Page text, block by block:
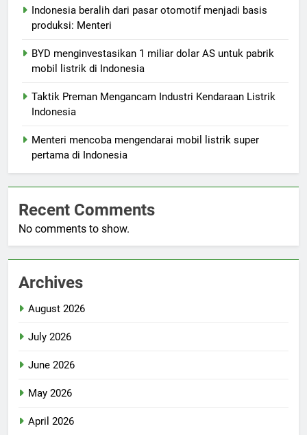
Indonesia beralih dari pasar otomotif menjadi basis
produksi: Menteri
BYD menginvestasikan 1 miliar dolar AS untuk pabrik
mobil listrik di Indonesia
Taktik Preman Mengancam Industri Kendaraan Listrik
Indonesia
Menteri mencoba mengendarai mobil listrik super
pertama di Indonesia
Recent Comments
No comments to show.
Archives
August 2026
July 2026
June 2026
May 2026
April 2026